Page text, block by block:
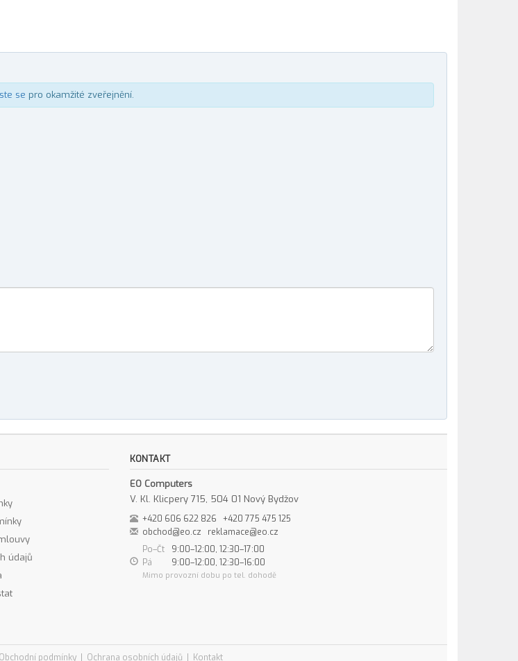
se pro okamžité zveřejnění.
údajů
KONTAKT
EO Computers
V. Kl. Klicpery 715, 504 01 Nový Bydžov
+420 606 622 826
+420 775 475 125
obchod@eo.cz
reklamace@eo.cz
Po–Čt
9:00–12:00, 12:30–17:00
Pá
9:00–12:00, 12:30–16:00
Mimo provozní dobu po tel. dohodě
Obchodní podmínky Ochrana osobních údajů Kontakt